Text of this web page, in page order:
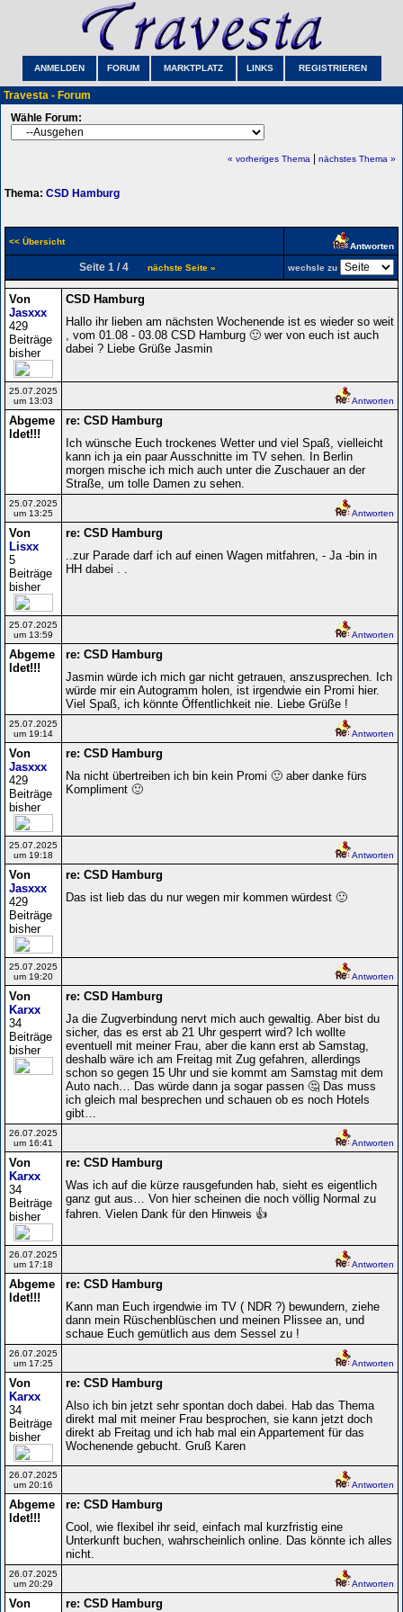
ANMELDEN FORUM MARKTPLATZ LINKS REGISTRIEREN
Travesta - Forum
Wähle Forum:
« vorheriges Thema nächstes Thema »
Thema: CSD Hamburg
<< Übersicht Antworten
Seite 1 / 4 nächste Seite » wechsle zu
Von
Jasxxx
429
Beiträge
bisher
CSD Hamburg
Hallo ihr lieben am nächsten Wochenende ist es wieder so weit
, vom 01.08 - 03.08 CSD Hamburg 🙂 wer von euch ist auch
dabei ? Liebe Grüße Jasmin
25.07.2025
um 13:03
Antworten
Abgeme
ldet!!!
re: CSD Hamburg
Ich wünsche Euch trockenes Wetter und viel Spaß, vielleicht
kann ich ja ein paar Ausschnitte im TV sehen. In Berlin
morgen mische ich mich auch unter die Zuschauer an der
Straße, um tolle Damen zu sehen.
25.07.2025
um 13:25
Antworten
Von
Lisxx
5
Beiträge
bisher
re: CSD Hamburg
..zur Parade darf ich auf einen Wagen mitfahren, - Ja -bin in
HH dabei . .
25.07.2025
um 13:59
Antworten
Abgeme
ldet!!!
re: CSD Hamburg
Jasmin würde ich mich gar nicht getrauen, anszusprechen. Ich
würde mir ein Autogramm holen, ist irgendwie ein Promi hier.
Viel Spaß, ich könnte Öffentlichkeit nie. Liebe Grüße !
25.07.2025
um 19:14
Antworten
Von
Jasxxx
429
Beiträge
bisher
re: CSD Hamburg
Na nicht übertreiben ich bin kein Promi 🙂 aber danke fürs
Kompliment 🙂
25.07.2025
um 19:18
Antworten
Von
Jasxxx
429
Beiträge
bisher
re: CSD Hamburg
Das ist lieb das du nur wegen mir kommen würdest 🙂
25.07.2025
um 19:20
Antworten
Von
Karxx
34
Beiträge
bisher
re: CSD Hamburg
Ja die Zugverbindung nervt mich auch gewaltig. Aber bist du
sicher, das es erst ab 21 Uhr gesperrt wird? Ich wollte
eventuell mit meiner Frau, aber die kann erst ab Samstag,
deshalb wäre ich am Freitag mit Zug gefahren, allerdings
schon so gegen 15 Uhr und sie kommt am Samstag mit dem
Auto nach… Das würde dann ja sogar passen 🤔 Das muss
ich gleich mal besprechen und schauen ob es noch Hotels
gibt…
26.07.2025
um 16:41
Antworten
Von
Karxx
34
Beiträge
bisher
re: CSD Hamburg
Was ich auf die kürze rausgefunden hab, sieht es eigentlich
ganz gut aus… Von hier scheinen die noch völlig Normal zu
fahren. Vielen Dank für den Hinweis 👍
26.07.2025
um 17:18
Antworten
Abgeme
ldet!!!
re: CSD Hamburg
Kann man Euch irgendwie im TV ( NDR ?) bewundern, ziehe
dann mein Rüschenblüschen und meinen Plissee an, und
schaue Euch gemütlich aus dem Sessel zu !
26.07.2025
um 17:25
Antworten
Von
Karxx
34
Beiträge
bisher
re: CSD Hamburg
Also ich bin jetzt sehr spontan doch dabei. Hab das Thema
direkt mal mit meiner Frau besprochen, sie kann jetzt doch
direkt ab Freitag und ich hab mal ein Appartement für das
Wochenende gebucht. Gruß Karen
26.07.2025
um 20:16
Antworten
Abgeme
ldet!!!
re: CSD Hamburg
Cool, wie flexibel ihr seid, einfach mal kurzfristig eine
Unterkunft buchen, wahrscheinlich online. Das könnte ich alles
nicht.
26.07.2025
um 20:29
Antworten
Von
re: CSD Hamburg